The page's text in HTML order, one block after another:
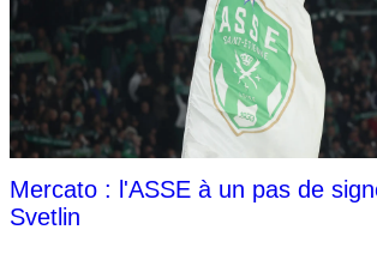
Mercato : l'ASSE à un pas de
Svetlin